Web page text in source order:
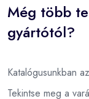
Még több
gyártótól?
Katalógusunkban
Tekintse meg a